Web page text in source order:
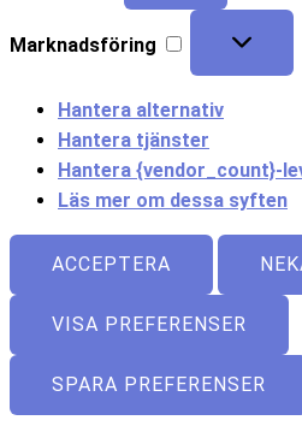
Marknadsföring
Hantera alternativ
Hantera tjänster
Hantera {vendor_count}-
Läs mer om dessa syften
ACCEPTERA
VISA PREFERENSER
SPARA PREFERENSER